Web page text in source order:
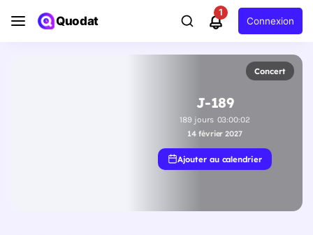
Quodat
1
Connexion
Concert
J-189
189 jours 03:00:01
14 février 2027
Ajouter au calendrier